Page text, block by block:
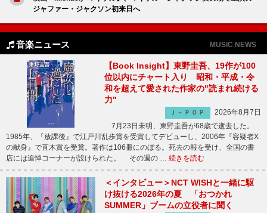
ジャファー・ジャクソン初来日へ
音楽ニュース MUSIC NEWS
【Book Insight】東野圭吾、19作が100
位以内にチャート入り 昭和・平成・令
和を超えて愛された作家の"読まれ続ける
力"
Ｊ－ＰＯＰ
2026年8月7日
7月23日未明、東野圭吾が68歳で逝去した。
1985年、『放課後』で江戸川乱歩賞を受賞してデビューし、2006年『容疑者X
の献身』で直木賞を受賞。著作は106冊にのぼる。死去の報を受け、全国の書
店には追悼コーナーが設けられた。 その週の … 続きを読む
＜インタビュー＞NCT WISHと一緒に駆
け抜ける2026年の夏 「おつかれ
SUMMER」ブームの立役者に聞く